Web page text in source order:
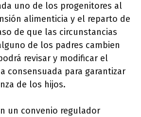
uno de los progenitores al
alimenticia y el reparto de
de que las circunstancias
de los padres cambien
revisar y modificar el
consensuada para garantizar
de los hijos.
un convenio regulador